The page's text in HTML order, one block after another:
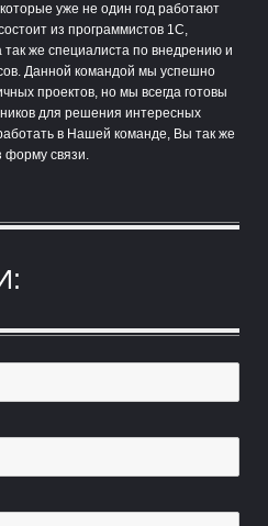
уже не один год работают
из программистов 1С,
же специалиста по внедрению и
Данной командой мы успешно
проектов, но мы всегда готовы
для решения интересных
в Нашей команде, Вы так же
форму связи.